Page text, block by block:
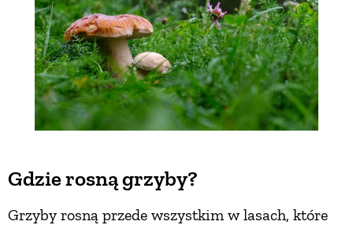
Gdzie rosną grzyby?
Grzyby rosną przede wszystkim w lasach, które